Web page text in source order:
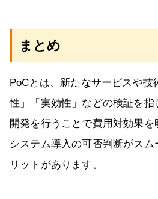
まとめ
PoCとは、新たなサービスや
性」「実効性」などの検証を
開発を行うことで費用対効果を
システム導入の可否判断がスム
リットがあります。